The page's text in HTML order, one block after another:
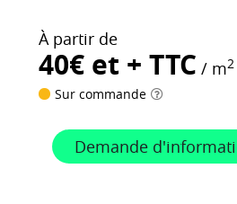
À partir de
40€ et + TTC / m2
Sur commande
Demande